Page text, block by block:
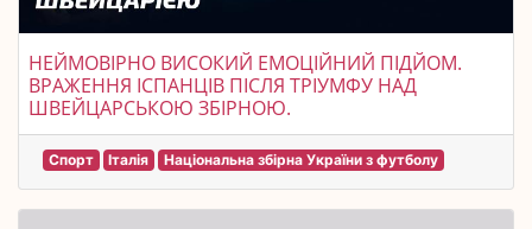
НЕЙМОВІРНО ВИСОКИЙ ЕМОЦІЙНИЙ ПІДЙОМ.
ВРАЖЕННЯ ІСПАНЦІВ ПІСЛЯ ТРІУМФУ НАД
ШВЕЙЦАРСЬКОЮ ЗБІРНОЮ.
Спорт Італія Національна збірна України з футболу